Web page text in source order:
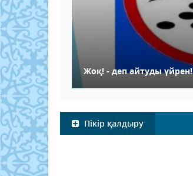
Жоқ! - деп айтуды үйрен!
Пікір қалдыру